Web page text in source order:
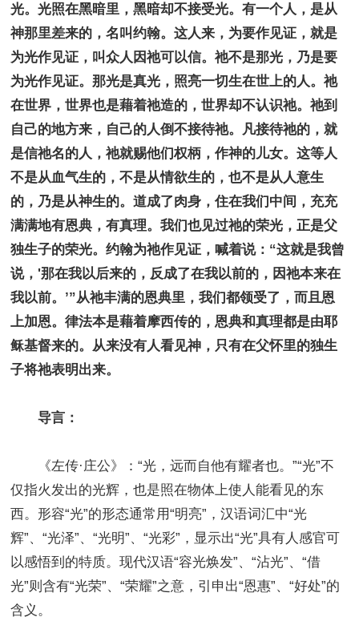
光。光照在黑暗里，黑暗却不接受光。有一个人，是从
神那里差来的，名叫约翰。这人来，为要作见证，就是
为光作见证，叫众人因祂可以信。祂不是那光，乃是要
为光作见证。那光是真光，照亮一切生在世上的人。祂
在世界，世界也是藉着祂造的，世界却不认识祂。祂到
自己的地方来，自己的人倒不接待祂。凡接待祂的，就
是信祂名的人，祂就赐他们权柄，作神的儿女。这等人
不是从血气生的，不是从情欲生的，也不是从人意生
的，乃是从神生的。道成了肉身，住在我们中间，充充
满满地有恩典，有真理。我们也见过祂的荣光，正是父
独生子的荣光。约翰为祂作见证，喊着说：“这就是我曾
说，'那在我以后来的，反成了在我以前的，因祂本来在
我以前。’”从祂丰满的恩典里，我们都领受了，而且恩
上加恩。律法本是藉着摩西传的，恩典和真理都是由耶
稣基督来的。从来没有人看见神，只有在父怀里的独生
子将祂表明出来。
导言：
《左传·庄公》：“光，远而自他有耀者也。”“光”不
仅指火发出的光辉，也是照在物体上使人能看见的东
西。形容“光”的形态通常用“明亮”，汉语词汇中“光
辉”、“光泽”、“光明”、“光彩”，显示出“光”具有人感官可
以感悟到的特质。现代汉语“容光焕发”、“沾光”、“借
光”则含有“光荣”、“荣耀”之意，引申出“恩惠”、“好处”的
含义。